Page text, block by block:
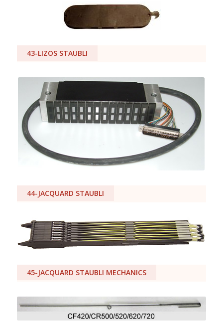
43-LIZOS STAUBLI
44-JACQUARD STAUBLI
45-JACQUARD STAUBLI MECHANICS